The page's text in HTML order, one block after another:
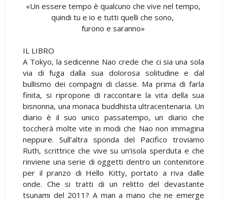
«Un essere tempo è qualcuno che vive nel tempo,
quindi tu e io e tutti quelli che sono,
furono e saranno»
IL LIBRO
A Tokyo, la sedicenne Nao crede che ci sia una sola
via di fuga dalla sua dolorosa solitudine e dal
bullismo dei compagni di classe. Ma prima di farla
finita, si ripropone di raccontare la vita della sua
bisnonna, una monaca buddhista ultracentenaria. Un
diario è il suo unico passatempo, un diario che
toccherà molte vite in modi che Nao non immagina
neppure. Sull’altra sponda del Pacifico troviamo
Ruth, scrittrice che vive su un’isola sperduta e che
rinviene una serie di oggetti dentro un contenitore
per il pranzo di Hello Kitty, portato a riva dalle
onde. Che si tratti di un relitto del devastante
tsunami del 2011? A man a mano che ne emerge